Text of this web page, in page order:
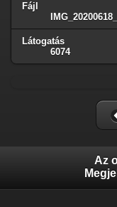
Fájl
Látogatás
6074
Az